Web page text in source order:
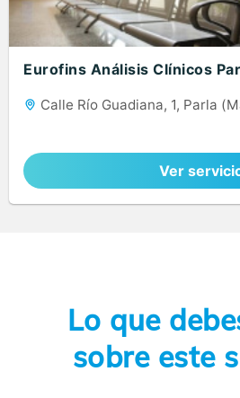
Eurofins Análisis Clínicos
Calle Río Guadiana, 1, Parla
Ver
Lo que
sobre este